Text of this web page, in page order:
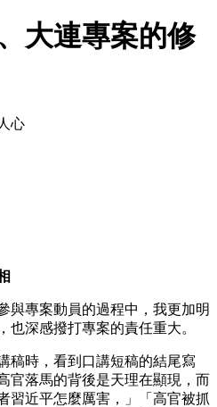
大連專案的修
心
與專案動員的過程中，我更加明
也深感撥打專案的責任重大。
稿時，看到口講短稿的結尾寫
官落馬的背後是天理在顯現，而
習近平怎麼厲害，」「高官被抓